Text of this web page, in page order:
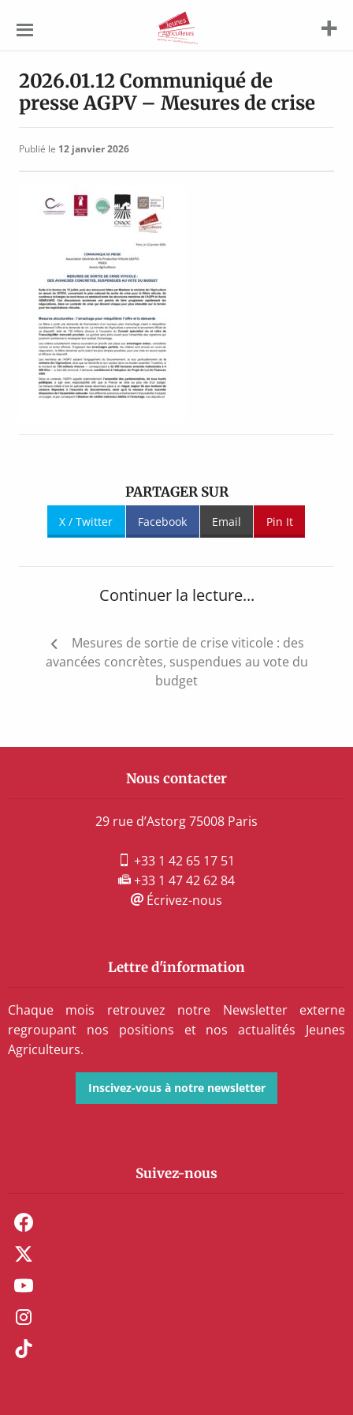
Agriculteurs
2026.01.12 Communiqué de
presse AGPV – Mesures de crise
Publié le 12 janvier 2026
PARTAGER SUR
X / Twitter Facebook Email Pin It
Continuer la lecture...
Navigation
Mesures de sortie de crise viticole : des
avancées concrètes, suspendues au vote du
budget
Nous contacter
29 rue d’Astorg 75008 Paris
+33 1 42 65 17 51
+33 1 47 42 62 84
Écrivez-nous
Lettre d'information
Chaque mois retrouvez notre Newsletter externe
regroupant nos positions et nos actualités Jeunes
Agriculteurs.
Inscivez-vous à notre newsletter
Suivez-nous